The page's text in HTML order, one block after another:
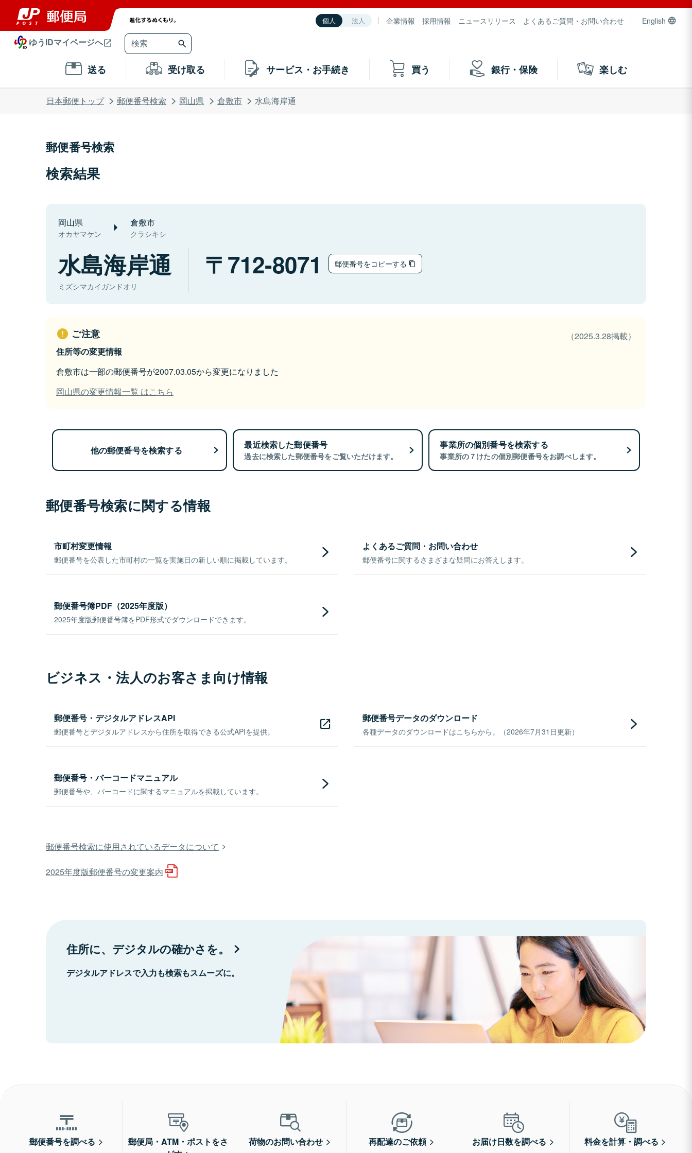
個人 法人 企業情報 採用情報 ニュースリリース よくあるご質問・お問い合わせ English
ゆうIDマイページへ
送る 受け取る サービス・お手続き 買う 銀行・保険 楽しむ
日本郵便トップ 郵便番号検索 岡山県 倉敷市 水島海岸通
郵便番号検索
検索結果
岡山県
オカヤマケン
倉敷市
クラシキシ
水島海岸通
ミズシマカイガンドオリ
712-8071 郵便番号をコピーする
ご注意
（2025.3.28掲載）
住所等の変更情報
倉敷市は一部の郵便番号が2007.03.05から変更になりました
岡山県の変更情報一覧 はこちら
他の郵便番号を検索する 最近検索した郵便番号
過去に検索した郵便番号をご覧いただけます。
事業所の個別番号を検索する
事業所の７けたの個別郵便番号をお調べします。
郵便番号検索に関する情報
市町村変更情報
郵便番号を公表した市町村の一覧を実施日の新しい順に掲載しています。
よくあるご質問・お問い合わせ
郵便番号に関するさまざまな疑問にお答えします。
郵便番号簿PDF（2025年度版）
2025年度版郵便番号簿をPDF形式でダウンロードできます。
ビジネス・法人のお客さま向け情報
郵便番号・デジタルアドレスAPI
郵便番号とデジタルアドレスから住所を取得できる公式APIを提供。
郵便番号データのダウンロード
各種データのダウンロードはこちらから。（2026年7月31日更新）
郵便番号・バーコードマニュアル
郵便番号や、バーコードに関するマニュアルを掲載しています。
郵便番号検索に使用されているデータについて
2025年度版郵便番号の変更案内
住所に、デジタルの確かさを。
デジタルアドレスで入力も検索もスムーズに。
郵便番号を調べる
郵便局・ATM・ポストをさ
荷物のお問い合わせ 再配達のご依頼 お届け日数を調べる 料金を計算・調べる